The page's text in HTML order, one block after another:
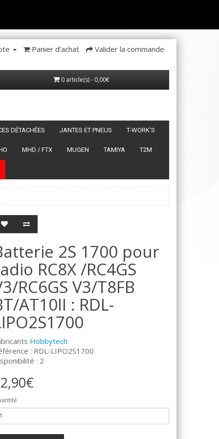
Panier d’achat Valider la commande
0 article(s) - 0,00€
DÉTACHÉES JANTES ET PNEUS T-WORK'S
MHD / FTX MUGEN TAMIYA T2M
2S 1700 pour
RC8X /RC4GS
RC6GS V3/T8FB
AT10II : RDL-
Hobbytech
: RDL-LIPO2S1700
: 2